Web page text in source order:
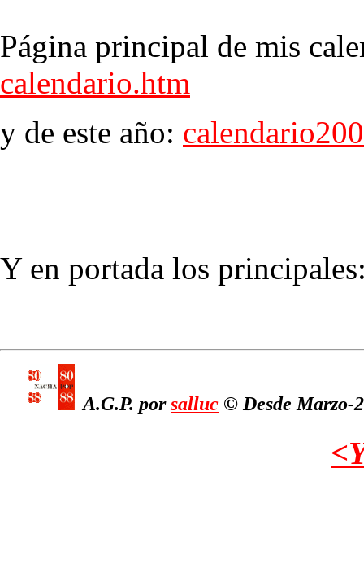
Página principal de mis
calendario.htm
y de este año:
Y en portada los
A.G.P. porsalluc © Desde Marzo-